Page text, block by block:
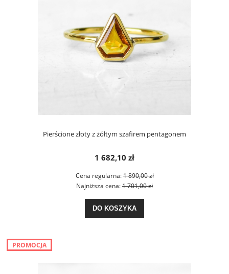
Pierścione złoty z żółtym szafirem pentagonem
1 682,10 zł
Cena regularna:1 890,00 zł
Najniższa cena:1 701,00 zł
DO KOSZYKA
PROMOCJA